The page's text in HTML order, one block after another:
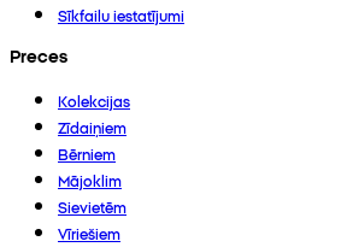
Sīkfailu iestatījumi
Preces
Kolekcijas
Zīdaiņiem
Bērniem
Mājoklim
Sievietēm
Vīriešiem